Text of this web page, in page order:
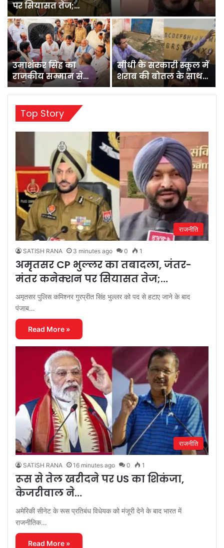
पर सियासत तेज;…
उमाशंकर सिंह का
राजकीय सम्मान से
अंतिम संस्कार, अंतिम
विदाई…
सीधी के सरकारी स्कूल में
शराब की बोतल के साथ…
Top Story
राजनीति
SATISH RANA 3 minutes ago 0 1
अमृतसर CP भुल्लर का तबादला, जंतर-
मंतर कनेक्शन पर सियासत तेज;…
अमृतसर पुलिस कमिश्नर गुरप्रीत सिंह भुल्लर को पद से हटाए जाने के बाद
पंजाब…
Read More »
राजनीति
SATISH RANA 16 minutes ago 0 1
रूस से तेल खरीदने पर US का शिकंजा,
केजरीवाल ने…
अमेरिकी सीनेट के रूस प्रतिबंध विधेयक को मंजूरी देने के बाद भारत में
राजनीतिक…
Read More »